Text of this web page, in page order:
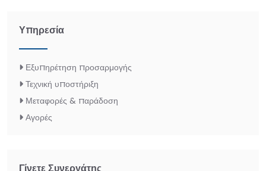
Υπηρεσία
Εξυπηρέτηση προσαρμογής
Τεχνική υποστήριξη
Μεταφορές & παράδοση
Αγορές